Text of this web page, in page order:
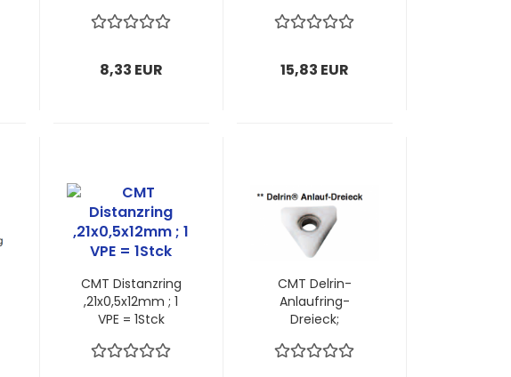
8,33 EUR
VPE = 1Stück
15,83 EUR
CMT Distanzring
,21x0,5x12mm ; 1
VPE = 1Stck
CMT Delrin-
Anlaufring-
Dreieck;
5,8mm Dicke; 1